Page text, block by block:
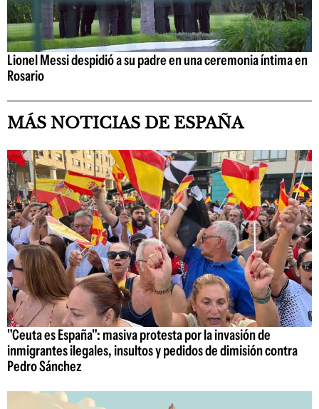
Lionel Messi despidió a su padre en una ceremonia íntima en
Rosario
MÁS NOTICIAS DE ESPAÑA
"Ceuta es España": masiva protesta por la invasión de
inmigrantes ilegales, insultos y pedidos de dimisión contra
Pedro Sánchez